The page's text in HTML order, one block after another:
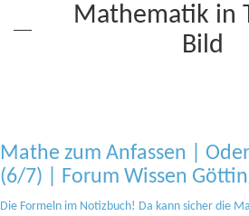
Mathematik in
Bild
Mathe zum Anfassen |
(6/7) | Forum Wissen
Die Formeln im Notizbuch! Da kann sicher die